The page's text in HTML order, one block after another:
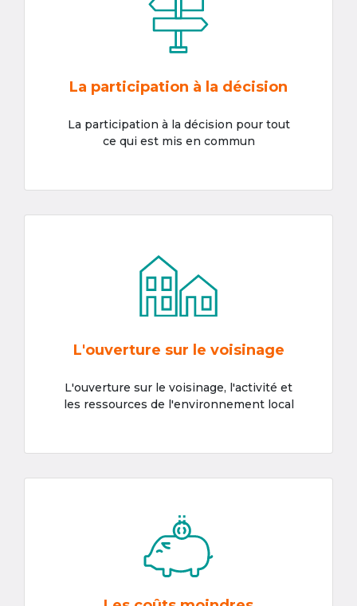
La participation à la décision
La participation à la décision pour tout
ce qui est mis en commun
L'ouverture sur le voisinage
L'ouverture sur le voisinage, l'activité et
les ressources de l'environnement local